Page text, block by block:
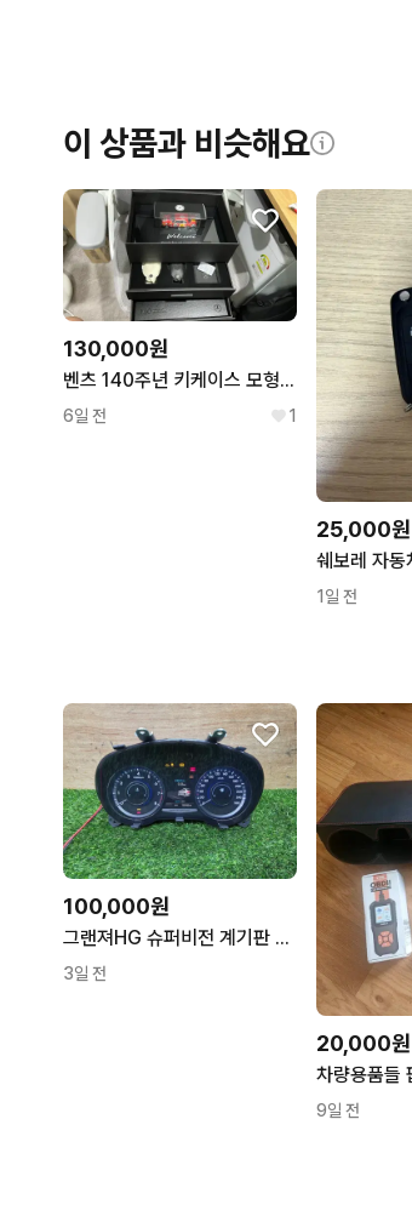
이 상품과 비슷해요
130,000원
벤츠 140주년 키케이스 모형 보관함
6일 전 1
25,000원
1일 전
100,000원
그랜져HG 슈퍼비전 계기판 940133V005 , 94013-3V005125,985km10만원-3153
3일 전
20,000원
9일 전